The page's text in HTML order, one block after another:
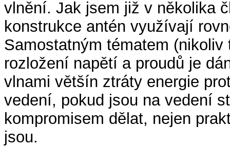
vlnění. Jak jsem již v několika
konstrukce antén využívají
Samostatným tématem
rozložení napětí a proudů je
vlnami většín ztráty energie
vedení, pokud jsou na vedení
kompromisem dělat, nejen
jsou.